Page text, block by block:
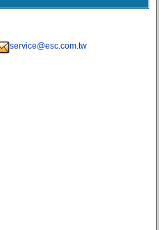
service@esc.com.tw